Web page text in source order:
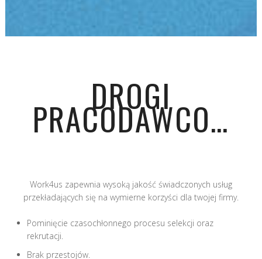
DROGI
PRACODAWCO…
Work4us zapewnia wysoką jakość świadczonych usług
przekładających się na wymierne korzyści dla twojej firmy.
Pominięcie czasochłonnego procesu selekcji oraz
rekrutacji.
Brak przestojów.